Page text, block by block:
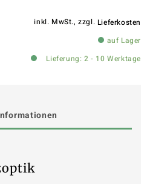
inkl. MwSt., zzgl. Lieferkosten
auf Lager
Lieferung: 2 - 10 Werktage